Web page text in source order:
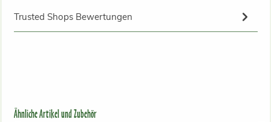
Trusted Shops Bewertungen
Produktgalerie überspringen
Ähnliche Artikel und Zubehör